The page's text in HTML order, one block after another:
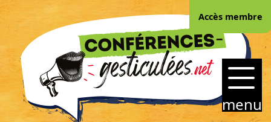
Skip
content
CONFERENCES-
GESTICULEES.NET
menu
Accès membre